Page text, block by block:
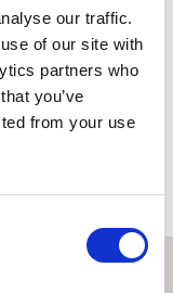
our traffic.
of our site with
partners who
you’ve
from your use